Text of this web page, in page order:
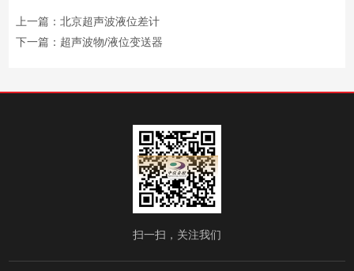
上一篇： 北京超声波液位差计
下一篇： 超声波物/液位变送器
扫一扫，关注我们